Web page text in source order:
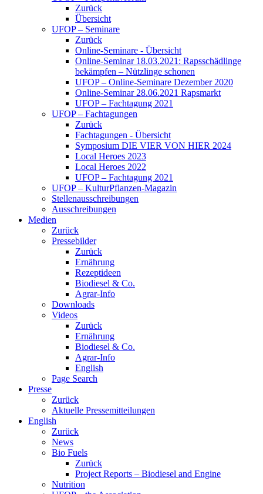
Zurück
Übersicht
UFOP – Seminare
Zurück
Online-Seminare - Übersicht
Online-Seminar 18.03.2021: Rapsschädlinge
bekämpfen – Nützlinge schonen
UFOP – Online-Seminare Dezember 2020
Online-Seminar 28.06.2021 Rapsmarkt
UFOP – Fachtagung 2021
UFOP – Fachtagungen
Zurück
Fachtagungen - Übersicht
Symposium DIE VIER VON HIER 2024
Local Heroes 2023
Local Heroes 2022
UFOP – Fachtagung 2021
UFOP – KulturPflanzen-Magazin
Stellenausschreibungen
Ausschreibungen
Medien
Zurück
Pressebilder
Zurück
Ernährung
Rezeptideen
Biodiesel & Co.
Agrar-Info
Downloads
Videos
Zurück
Ernährung
Biodiesel & Co.
Agrar-Info
English
Page Search
Presse
Zurück
Aktuelle Pressemitteilungen
English
Zurück
News
Bio Fuels
Zurück
Project Reports – Biodiesel and Engine
Nutrition